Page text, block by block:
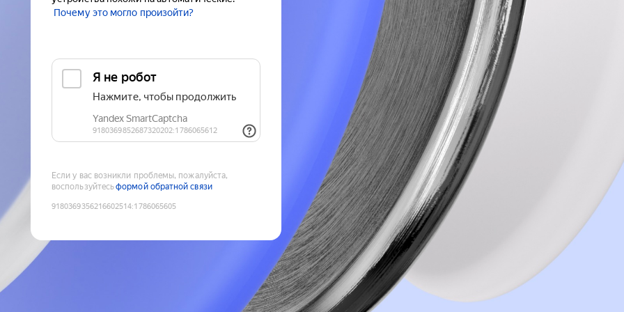
Почему это могло произойти?
Если у вас возникли проблемы, пожалуйста,
воспользуйтесьформой обратной связи
9180369356216602514:1786065605